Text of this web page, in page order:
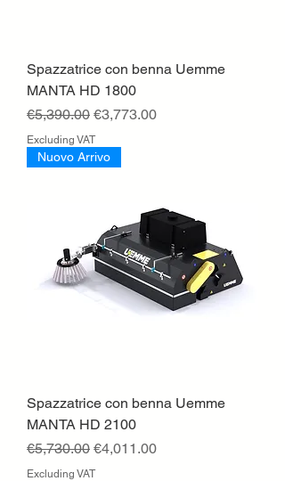
Spazzatrice con benna Uemme
MANTA HD 1800
Regular Price
€5,390.00 Sale Price
€3,773.00
Excluding VAT
Nuovo Arrivo
Spazzatrice con benna Uemme
MANTA HD 2100
Regular Price
€5,730.00 Sale Price
€4,011.00
Excluding VAT